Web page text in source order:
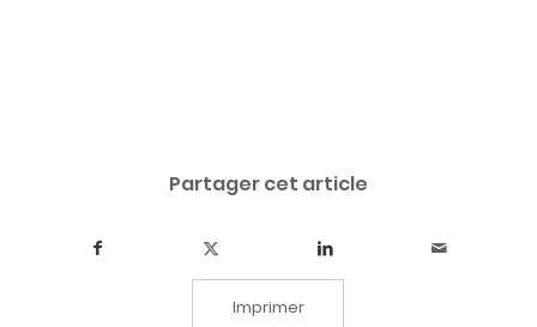
Partager cet article
Imprimer